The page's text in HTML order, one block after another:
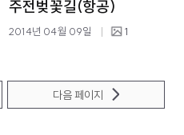
주전벚꽃길(항공)
2014년 04월 09일 1
다음 페이지